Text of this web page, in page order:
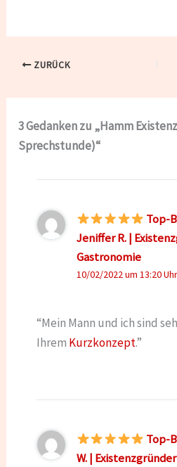
ZURÜCK
3 Gedanken zu „Hamm
Sprechstunde)“
Top-
Jeniffer R. |
Gastronomie
10/02/2022 um 13:20 Uhr
“Mein Mann und ich sind
Ihrem Kurzkonzept.”
Top-
W. | Existenzgründer